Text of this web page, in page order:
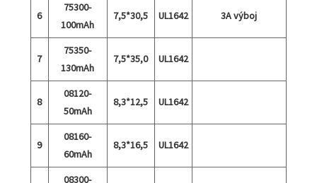
6
75300-
100mAh
7,5*30,5 UL1642 3A výboj
7
75350-
130mAh
7,5*35,0 UL1642
8
08120-
50mAh
8,3*12,5 UL1642
9
08160-
60mAh
8,3*16,5 UL1642
08300-